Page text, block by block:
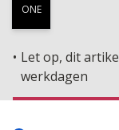
ONE
Let op, dit
werkdagen